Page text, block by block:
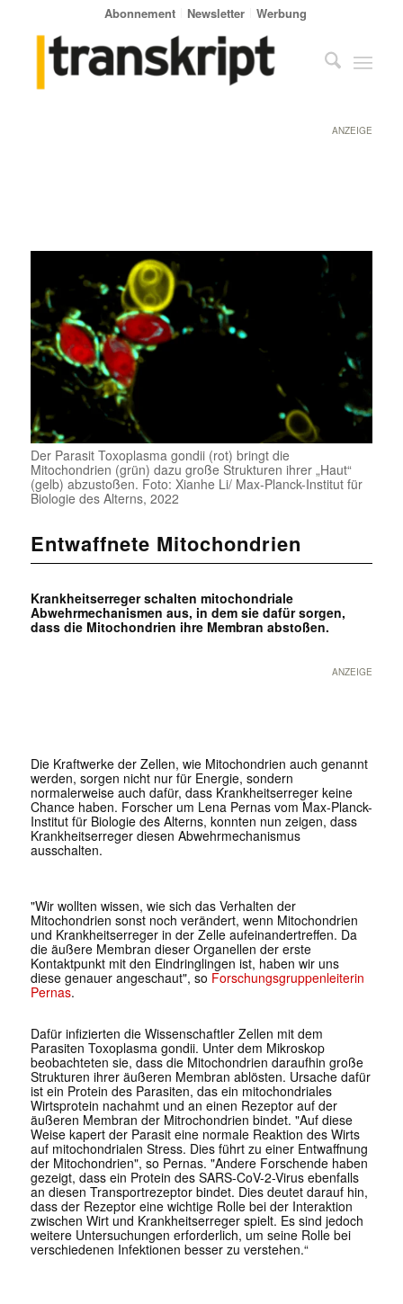
Abonnement Newsletter Werbung
ANZEIGE
Der Parasit Toxoplasma gondii (rot) bringt die
Mitochondrien (grün) dazu große Strukturen ihrer „Haut“
(gelb) abzustoßen. Foto: Xianhe Li/ Max-Planck-Institut für
Biologie des Alterns, 2022
Entwaffnete Mitochondrien
Krankheitserreger schalten mitochondriale
Abwehrmechanismen aus, in dem sie dafür sorgen,
dass die Mitochondrien ihre Membran abstoßen.
ANZEIGE
Die Kraftwerke der Zellen, wie Mitochondrien auch genannt
werden, sorgen nicht nur für Energie, sondern
normalerweise auch dafür, dass Krankheitserreger keine
Chance haben. Forscher um Lena Pernas vom Max-Planck-
Institut für Biologie des Alterns, konnten nun zeigen, dass
Krankheitserreger diesen Abwehrmechanismus
ausschalten.
"Wir wollten wissen, wie sich das Verhalten der
Mitochondrien sonst noch verändert, wenn Mitochondrien
und Krankheitserreger in der Zelle aufeinandertreffen. Da
die äußere Membran dieser Organellen der erste
Kontaktpunkt mit den Eindringlingen ist, haben wir uns
diese genauer angeschaut", so Forschungsgruppenleiterin
Pernas.
Dafür infizierten die Wissenschaftler Zellen mit dem
Parasiten Toxoplasma gondii. Unter dem Mikroskop
beobachteten sie, dass die Mitochondrien daraufhin große
Strukturen ihrer äußeren Membran ablösten. Ursache dafür
ist ein Protein des Parasiten, das ein mitochondriales
Wirtsprotein nachahmt und an einen Rezeptor auf der
äußeren Membran der Mitrochondrien bindet. "Auf diese
Weise kapert der Parasit eine normale Reaktion des Wirts
auf mitochondrialen Stress. Dies führt zu einer Entwaffnung
der Mitochondrien", so Pernas. "Andere Forschende haben
gezeigt, dass ein Protein des SARS-CoV-2-Virus ebenfalls
an diesen Transportrezeptor bindet. Dies deutet darauf hin,
dass der Rezeptor eine wichtige Rolle bei der Interaktion
zwischen Wirt und Krankheitserreger spielt. Es sind jedoch
weitere Untersuchungen erforderlich, um seine Rolle bei
verschiedenen Infektionen besser zu verstehen.“